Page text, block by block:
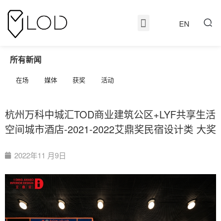
EN
所有新闻
在场 媒体 获奖 活动
杭州万科中城汇TOD商业建筑公区+LYF共享生活
空间城市酒店-2021-2022艾鼎奖民宿设计类 大奖
2022年11 月9日